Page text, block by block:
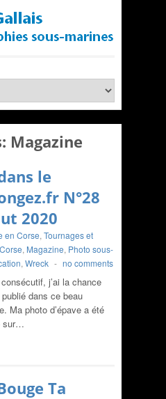
Magazine
le
N°28
2020
en Corse, Tournages et
Corse, Magazine, Photo sous-
, Wreck - no comments
j’ai la chance
dans ce beau
Ma photo d’épave a été
sur…
Ta